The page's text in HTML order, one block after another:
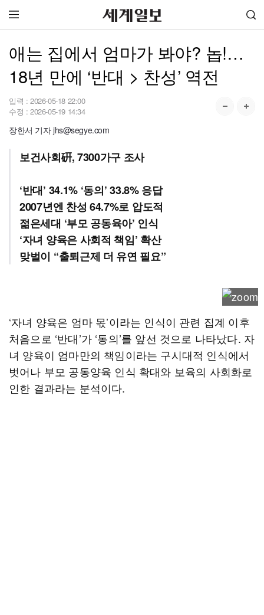
애는 집에서 엄마가 봐야? 놉!…
18년 만에 ‘반대 > 찬성’ 역전
입력 : 2026-05-18 22:00
수정 : 2026-05-19 14:34
장한서 기자 jhs@segye.com
보건사회硏, 7300가구 조사
‘반대’ 34.1% ‘동의’ 33.8% 응답
2007년엔 찬성 64.7%로 압도적
젊은세대 ‘부모 공동육아’ 인식
‘자녀 양육은 사회적 책임’ 확산
맞벌이 “출퇴근제 더 유연 필요”
‘자녀 양육은 엄마 몫’이라는 인식이 관련 집계 이후
처음으로 ‘반대’가 ‘동의’를 앞선 것으로 나타났다. 자
녀 양육이 엄마만의 책임이라는 구시대적 인식에서
벗어나 부모 공동양육 인식 확대와 보육의 사회화로
인한 결과라는 분석이다.